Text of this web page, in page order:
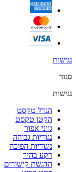
נגישות
סגור
נגישות
הגדל טקסט
הקטן טקסט
גווני אפור
נגודיות גבוהה
ניגודיות הפוכה
רקע בהיר
הדגשת קישורים